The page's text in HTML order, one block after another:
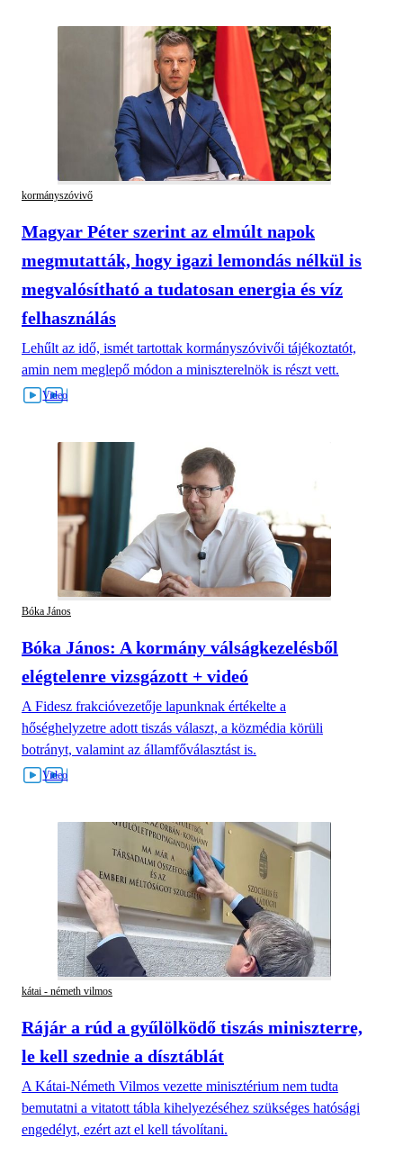
kormányszóvivő
Magyar Péter szerint az elmúlt napok
megmutatták, hogy igazi lemondás nélkül is
megvalósítható a tudatosan energia és víz
felhasználás
Lehűlt az idő, ismét tartottak kormányszóvivői tájékoztatót,
amin nem meglepő módon a miniszterelnök is részt vett.
Bóka János
Bóka János: A kormány válságkezelésből
elégtelenre vizsgázott + videó
A Fidesz frakcióvezetője lapunknak értékelte a
hőséghelyzetre adott tiszás választ, a közmédia körüli
botrányt, valamint az államfőválasztást is.
kátai - németh vilmos
Rájár a rúd a gyűlölködő tiszás miniszterre,
le kell szednie a dísztáblát
A Kátai-Németh Vilmos vezette minisztérium nem tudta
bemutatni a vitatott tábla kihelyezéséhez szükséges hatósági
engedélyt, ezért azt el kell távolítani.